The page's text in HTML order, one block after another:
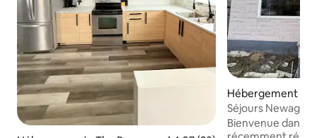
Hébergement ⋅
Séjours Newage
Bienvenue dans